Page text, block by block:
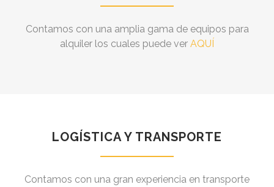
Contamos con una amplia gama de equipos para
alquiler los cuales puede ver AQUÍ
LOGÍSTICA Y TRANSPORTE
Contamos con una gran experiencia en transporte